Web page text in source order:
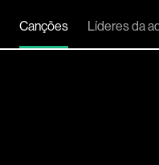
Canções Líderes da